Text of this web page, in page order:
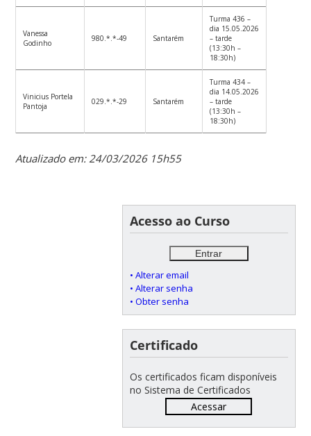
Vanessa
Godinho
980.*.*-49 Santarém
Turma 436 –
dia 15.05.2026
– tarde
(13:30h –
18:30h)
Vinicius Portela
Pantoja
029.*.*-29 Santarém
Turma 434 –
dia 14.05.2026
– tarde
(13:30h –
18:30h)
Atualizado em: 24/03/2026 15h55
Acesso ao Curso
• Alterar email
• Alterar senha
• Obter senha
Certificado
Os certificados ficam disponíveis
no Sistema de Certificados
Acessar